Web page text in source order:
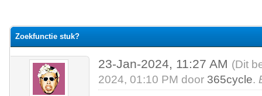
Zoekfunctie stuk?
23-Jan-2024, 11:27 AM (Dit
2024, 01:10 PM door 365cycle.